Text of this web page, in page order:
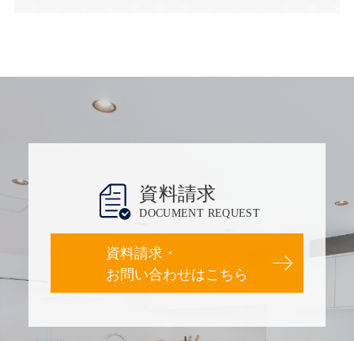
資料請求
DOCUMENT REQUEST
資料請求・
お問い合わせはこちら